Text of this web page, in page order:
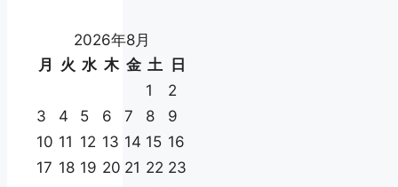
2026年8月
月
火 水 木 金 土
日
1
2
3
4 5 6 7 8
9
10 11 12 13 14 15 16
17 18 19 20 21 22 23